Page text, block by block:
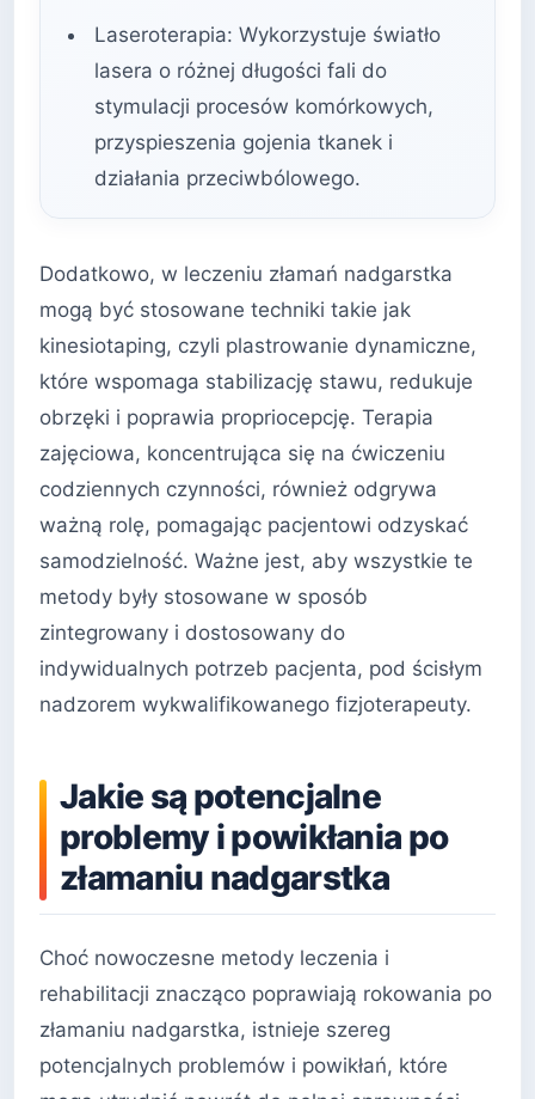
Laseroterapia: Wykorzystuje światło
lasera o różnej długości fali do
stymulacji procesów komórkowych,
przyspieszenia gojenia tkanek i
działania przeciwbólowego.
Dodatkowo, w leczeniu złamań nadgarstka
mogą być stosowane techniki takie jak
kinesiotaping, czyli plastrowanie dynamiczne,
które wspomaga stabilizację stawu, redukuje
obrzęki i poprawia propriocepcję. Terapia
zajęciowa, koncentrująca się na ćwiczeniu
codziennych czynności, również odgrywa
ważną rolę, pomagając pacjentowi odzyskać
samodzielność. Ważne jest, aby wszystkie te
metody były stosowane w sposób
zintegrowany i dostosowany do
indywidualnych potrzeb pacjenta, pod ścisłym
nadzorem wykwalifikowanego fizjoterapeuty.
Jakie są potencjalne
problemy i powikłania po
złamaniu nadgarstka
Choć nowoczesne metody leczenia i
rehabilitacji znacząco poprawiają rokowania po
złamaniu nadgarstka, istnieje szereg
potencjalnych problemów i powikłań, które